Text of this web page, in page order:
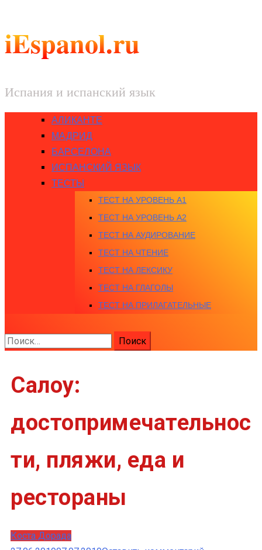
iEspanol.ru
Испания и испанский язык
АЛИКАНТЕ
МАДРИД
БАРСЕЛОНА
ИСПАНСКИЙ ЯЗЫК
ТЕСТЫ
ТЕСТ НА УРОВЕНЬ A1
ТЕСТ НА УРОВЕНЬ A2
ТЕСТ НА АУДИРОВАНИЕ
ТЕСТ НА ЧТЕНИЕ
ТЕСТ НА ЛЕКСИКУ
ТЕСТ НА ГЛАГОЛЫ
ТЕСТ НА ПРИЛАГАТЕЛЬНЫЕ
Найти:
Салоу:
достопримечательнос
ти, пляжи, еда и
рестораны
Коста Дорада